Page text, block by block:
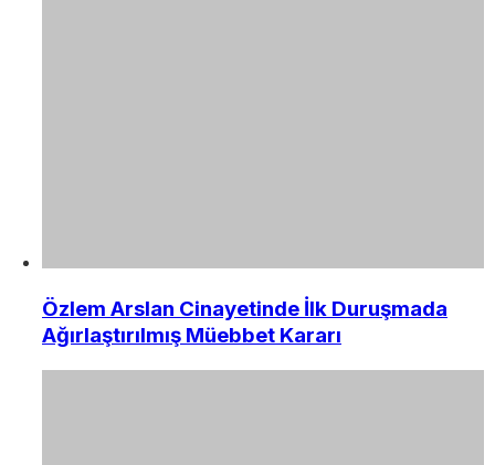
Özlem Arslan Cinayetinde İlk Duruşmada
Ağırlaştırılmış Müebbet Kararı